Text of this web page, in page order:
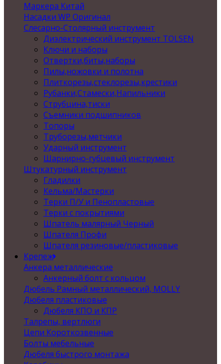
Маркера Китай
Насадки WP Оригинал
Слесарно-Столярный инструмент
Диэлектрический инструмент TOLSEN
Ключи и наборы
Отвертки,биты,наборы
Пилы,ножовки и полотна
Плиткорезы,стеклорезы,крестики
Рубанки,Стамески,Напильники
Струбцина,тиски
Съемники подшипников
Топоры
Труборезы,метчики
Ударный инструмент
Шарнирно-губцевый инструмент
Штукатурный инструмент
Гладилки
Кельма/Мастерки
Терки П/У и Пенопластовые
Терки с покрытиями
Шпатель малярный Черный
Шпателя Профи
Шпателя резиновые/пластиковые
Крепеж
Анкера металлические
Анкерный болт с кольцом
Дюбель Рамный металлический, MOLLY
Дюбеля пластиковые
Дюбеля КПО и КПР
Талрепы, вертлюги
Цепи Короткозвенные
Болты мебельные
Дюбеля быстрого монтажа